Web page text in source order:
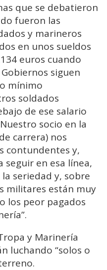
que se debatieron
fueron las
y marineros
en unos sueldos
euros cuando
siguen
mínimo
soldados
de ese salario
socio en la
carrera) nos
contundentes y,
seguir en esa línea,
seriedad y, sobre
militares están muy
los peor pagados
y Marinería
luchando “solos o